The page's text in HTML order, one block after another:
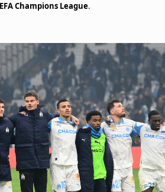
Champions League.